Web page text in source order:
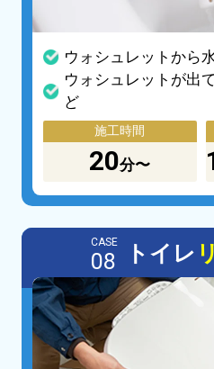
ウォシュレットから
ウォシュレットが出
ど
施工時間
20分〜
CASE
08 トイレ